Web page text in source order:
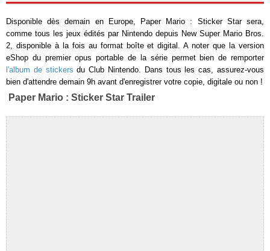
Disponible dès demain en Europe, Paper Mario : Sticker Star sera,
comme tous les jeux édités par Nintendo depuis New Super Mario Bros.
2, disponible à la fois au format boîte et digital. A noter que la version
eShop du premier opus portable de la série permet bien de remporter
l'album de stickers du Club Nintendo. Dans tous les cas, assurez-vous
bien d'attendre demain 9h avant d'enregistrer votre copie, digitale ou non !
Paper Mario : Sticker Star Trailer